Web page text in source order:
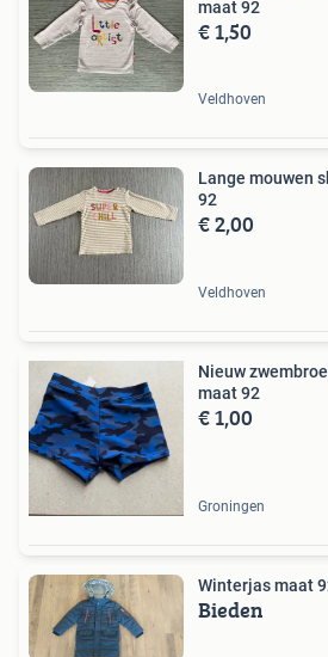
maat 92
€ 1,50
Veldhoven
Lange mouwen
92
€ 2,00
Veldhoven
Nieuw
maat 92
€ 1,00
Groningen
Winterjas maat
Bieden